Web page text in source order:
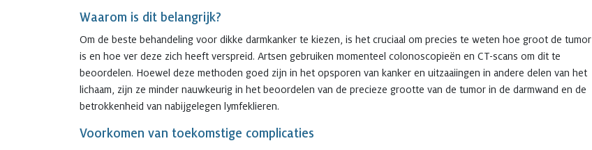
Waarom is dit belangrijk?
Om de beste behandeling voor dikke darmkanker te kiezen, is het cruciaal om precies te weten hoe groot de tumor
is en hoe ver deze zich heeft verspreid. Artsen gebruiken momenteel colonoscopieën en CT-scans om dit te
beoordelen. Hoewel deze methoden goed zijn in het opsporen van kanker en uitzaaiingen in andere delen van het
lichaam, zijn ze minder nauwkeurig in het beoordelen van de precieze grootte van de tumor in de darmwand en de
betrokkenheid van nabijgelegen lymfeklieren.
Voorkomen van toekomstige complicaties